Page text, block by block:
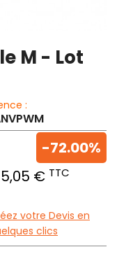
M - Lot
:
€ TTC
-72.00%
votre Devis en
clics